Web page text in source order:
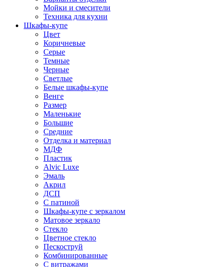
Мойки и смесители
Техника для кухни
Шкафы-купе
Цвет
Коричневые
Серые
Темные
Черные
Светлые
Белые шкафы-купе
Венге
Размер
Маленькие
Большие
Средние
Отделка и материал
МДФ
Пластик
Alvic Luxe
Эмаль
Акрил
ДСП
С патиной
Шкафы-купе с зеркалом
Матовое зеркало
Стекло
Цветное стекло
Пескоструй
Комбинированные
С витражами